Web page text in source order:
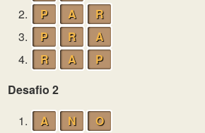
2.
P A
R
3.
P R
A
4.
R A
P
Desafio 2
1.
A N
O